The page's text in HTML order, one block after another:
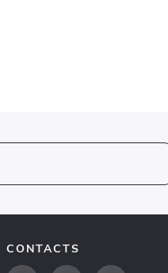
CONTACTS